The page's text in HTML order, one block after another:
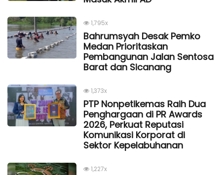
1,795x
Bahrumsyah Desak Pemko
Medan Prioritaskan
Pembangunan Jalan Sentosa
Barat dan Sicanang
1,373x
PTP Nonpetikemas Raih Dua
Penghargaan di PR Awards
2026, Perkuat Reputasi
Komunikasi Korporat di
Sektor Kepelabuhanan
1,227x